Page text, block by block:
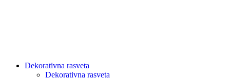
Dekorativna rasveta
Dekorativna rasveta